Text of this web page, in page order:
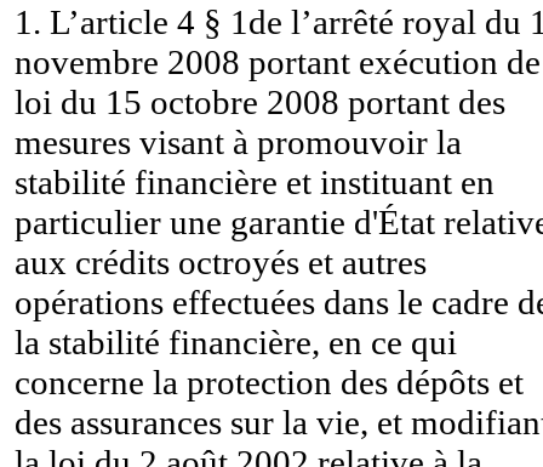
1. L’article 4 § 1de l’arrêté royal du
novembre 2008 portant exécution
loi du 15 octobre 2008 portant des
mesures visant à promouvoir la
stabilité financière et instituant en
particulier une garantie d'État
aux crédits octroyés et autres
opérations effectuées dans le cadre
la stabilité financière, en ce qui
concerne la protection des dépôts et
des assurances sur la vie, et